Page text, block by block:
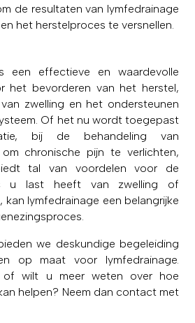
de resultaten van lymfedrainage
het herstelproces te versnellen.
een effectieve en waardevolle
het bevorderen van het herstel,
zwelling en het ondersteunen
Of het nu wordt toegepast
bij de behandeling van
chronische pijn te verlichten,
tal van voordelen voor de
u last heeft van zwelling of
kan lymfedrainage een belangrijke
we deskundige begeleiding
op maat voor lymfedrainage.
of wilt u meer weten over hoe
helpen? Neem dan contact met